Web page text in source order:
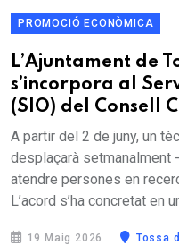
PROMOCIÓ ECONÒMICA
L’Ajuntament de
s’incorpora al
(SIO) del Consell
A partir del 2 de juny, un
desplaçarà setmanalment
atendre persones en
L’acord s’ha concretat en
19 Maig 2026 Tossa